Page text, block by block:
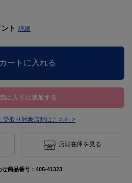
ト 詳細
カートに入れる
に入りに追加する
受取り対象店舗はこちら >
店頭在庫を見る
せ商品番号： 405-41323